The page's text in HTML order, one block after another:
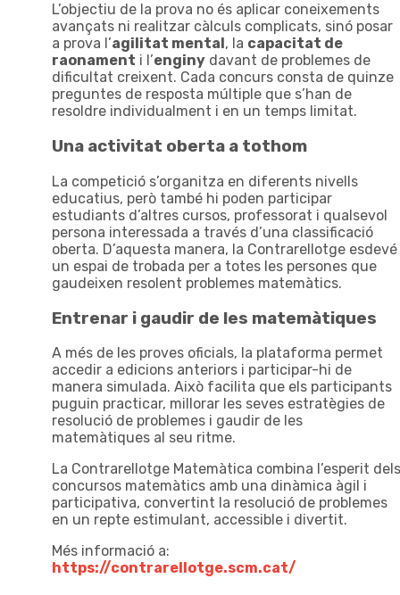
L’objectiu de la prova no és aplicar coneixements
avançats ni realitzar càlculs complicats, sinó posar
a prova l’agilitat mental , la capacitat de
raonament i l’enginy davant de problemes de
dificultat creixent. Cada concurs consta de quinze
preguntes de resposta múltiple que s’han de
resoldre individualment i en un temps limitat.
Una activitat oberta a tothom
La competició s’organitza en diferents nivells
educatius, però també hi poden participar
estudiants d’altres cursos, professorat i qualsevol
persona interessada a través d’una classificació
oberta. D’aquesta manera, la Contrarellotge esdevé
un espai de trobada per a totes les persones que
gaudeixen resolent problemes matemàtics.
Entrenar i gaudir de les matemàtiques
A més de les proves oficials, la plataforma permet
accedir a edicions anteriors i participar-hi de
manera simulada. Això facilita que els participants
puguin practicar, millorar les seves estratègies de
resolució de problemes i gaudir de les
matemàtiques al seu ritme.
La Contrarellotge Matemàtica combina l’esperit dels
concursos matemàtics amb una dinàmica àgil i
participativa, convertint la resolució de problemes
en un repte estimulant, accessible i divertit.
Més informació a:
https://contrarellotge.scm.cat/